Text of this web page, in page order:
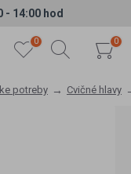
- 14:00 hod
0 0
potreby Cvičné hlavy